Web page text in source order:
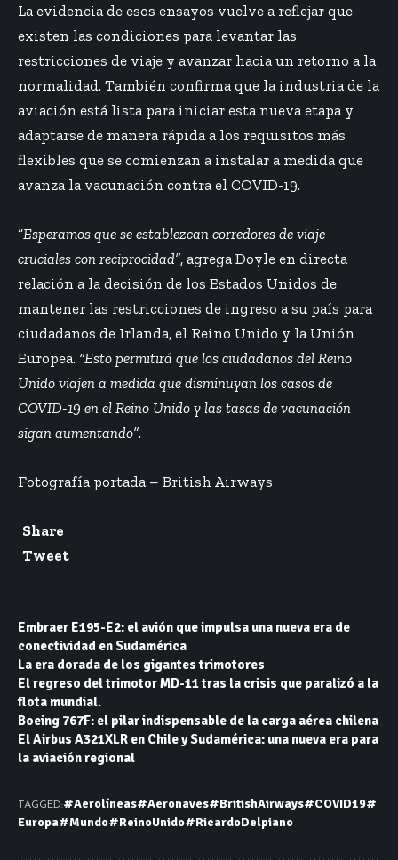
La evidencia de esos ensayos vuelve a reflejar que
existen las condiciones para levantar las
restricciones de viaje y avanzar hacia un retorno a la
normalidad. También confirma que la industria de la
aviación está lista para iniciar esta nueva etapa y
adaptarse de manera rápida a los requisitos más
flexibles que se comienzan a instalar a medida que
avanza la vacunación contra el COVID-19.
“Esperamos que se establezcan corredores de viaje
cruciales con reciprocidad”, agrega Doyle en directa
relación a la decisión de los Estados Unidos de
mantener las restricciones de ingreso a su país para
ciudadanos de Irlanda, el Reino Unido y la Unión
Europea. “Esto permitirá que los ciudadanos del Reino
Unido viajen a medida que disminuyan los casos de
COVID-19 en el Reino Unido y las tasas de vacunación
sigan aumentando”.
Fotografía portada – British Airways
Share
Tweet
Embraer E195-E2: el avión que impulsa una nueva era de
conectividad en Sudamérica
La era dorada de los gigantes trimotores
El regreso del trimotor MD-11 tras la crisis que paralizó a la
flota mundial.
Boeing 767F: el pilar indispensable de la carga aérea chilena
El Airbus A321XLR en Chile y Sudamérica: una nueva era para
la aviación regional
TAGGED:#Aerolíneas#Aeronaves#BritishAirways#COVID19#
Europa#Mundo#ReinoUnido#RicardoDelpiano